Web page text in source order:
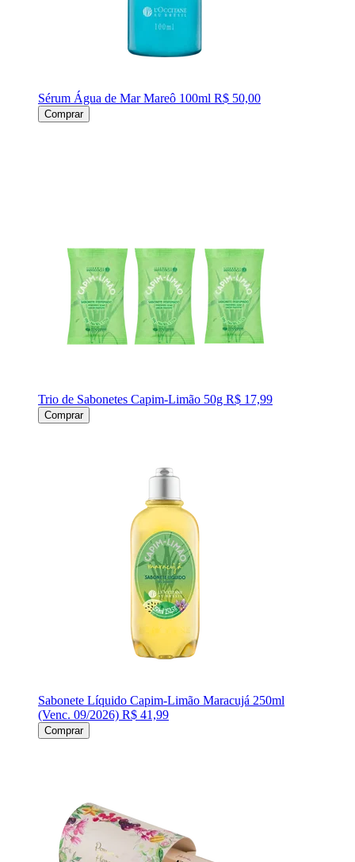
Sérum Água de Mar Mareô 100ml R$ 50,00
Comprar
Trio de Sabonetes Capim-Limão 50g R$ 17,99
Comprar
Sabonete Líquido Capim-Limão Maracujá 250ml
(Venc. 09/2026) R$ 41,99
Comprar